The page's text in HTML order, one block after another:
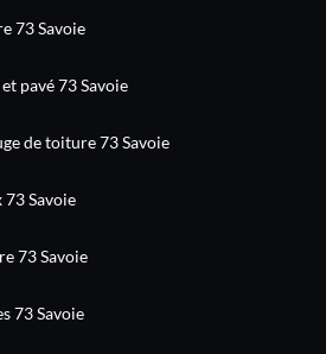
73 Savoie
pavé 73 Savoie
de toiture 73 Savoie
73 Savoie
73 Savoie
73 Savoie